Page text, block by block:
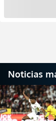
Noticias